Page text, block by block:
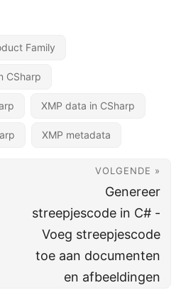
Family
CSharp
XMP data in CSharp
XMP metadata
VOLGENDE »
Genereer
streepjescode in C# -
Voeg streepjescode
toe aan documenten
en afbeeldingen